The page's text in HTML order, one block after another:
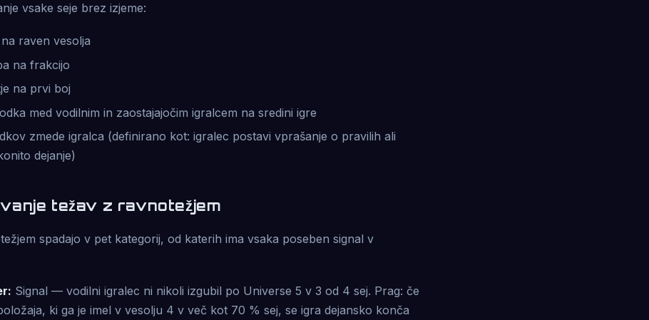
vsake seje brez izjeme:
raven vesolja
na frakcijo
na prvi boj
med vodilnim in zaostajajočim igralcem na sredini igre
zmede igralca (definirano kot: igralec postavi vprašanje o pravilih ali
dejanje)
težav z ravnotežjem
spadajo v pet kategorij, od katerih ima vsaka poseben signal v
Signal — vodilni igralec ni nikoli izgubil po Universe 5 v 3 od 4 sej. Prag: če
ki ga je imel v vesolju 4 v več kot 70 % sej, se igra dejansko konča